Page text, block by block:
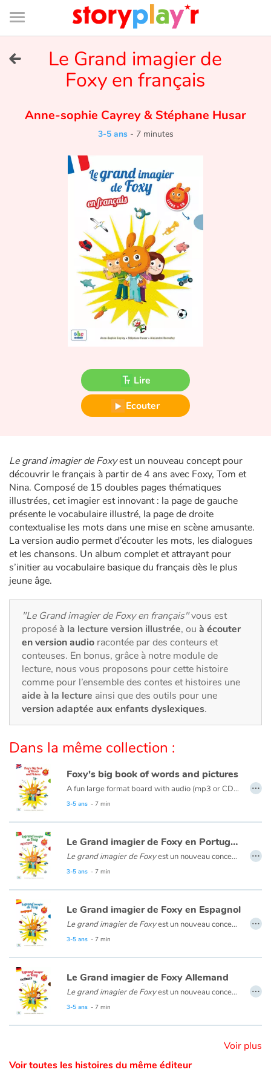
Connexion
Bibliothèque
de
page
Je me connecte
Tester gratuitement
Bibliothèque
Contes d'ici et d'ailleurs
Fable, mythe, littérature et poésie
Princesses et princes, rois, reines et dragons
Ogres, monstres et sorcières
Écologie, nature, saisons
Voyage, épopée, enquête, aventure
Autour du monde
Apprentissage
Art, espace, activité
Documentaires
En famille
Quotidien et loisirs
À l'école
Fêtes et évènements
Amour et amitié
Sujets de société
Émotions et sentiments
Formats et illustrations
Catalogue anglais
Contraste +
Aide
Accueil
Famille
Écoles
Vidéos & Tutoriaux
Le Grand imagier de
Foxy en français
Anne-sophie Cayrey&Stéphane Husar
3-5 ans- 7 minutes
Lire
Ecouter
Le grand imagier de Foxyest un nouveau concept pour
découvrir le français à partir de 4 ans avec Foxy, Tom et
Nina. Composé de 15 doubles pages thématiques
illustrées, cet imagier est innovant : la page de gauche
présente le vocabulaire illustré, la page de droite
contextualise les mots dans une mise en scène amusante.
La version audio permet d’écouter les mots, les dialogues
et les chansons. Un album complet et attrayant pour
s’initier au vocabulaire basique du français dès le plus
jeune âge.
"Le Grand imagier de Foxy en français"vous est
proposéà la lecture version illustrée, ou à écouter
en version audio racontée par des conteurs et
conteuses. En bonus, grâce à notre module de
lecture, nous vous proposons pour cette histoire
comme pour l’ensemble des contes et histoires une
aide à la lecture ainsi que des outils pour une
version adaptée aux enfants dyslexiques.
Dans la même collection :
Foxy's big book of words and pictures
A fun large format board with audio (mp3 or CD) to learn new words and phrases with Foxy, Nina and Tom!
• On the left page: colourful pictures and words
• A fun Look and Find game on each page!
3-5 ans - 7 min
…
Le Grand imagier de Foxy en Portugais
Le grand imagier de Foxyest un nouveau concept pour découvrir le portugais à partir de 4 ans avec Foxy, Tom et Nina. Composé de 15 doubles pages thématiques illustrées, cet imagier est innovant : la page de gauche présente le vocabulaire illustré, la page de droite contextualise les mots dans une mise en scène amusante. La version audio permet d’écouter les mots, les dialogues et les chansons. Un album complet et attrayant pour s’initier au vocabulaire basique du portugais dès le plus jeune âge.
3-5 ans - 7 min
…
Le Grand imagier de Foxy en Espagnol
Le grand imagier de Foxyest un nouveau concept pour découvrir l’espagnol à partir de 4 ans avec Foxy, Tom et Nina. Composé de 15 doubles pages thématiques illustrées, cet imagier est innovant : la page de gauche présente le vocabulaire illustré, la page de droite contextualise les mots dans une mise en scène amusante. La version audio permet d’écouter les mots, les dialogues et les chansons. Un album complet et attrayant pour s’initier au vocabulaire basique de l’espagnol dès le plus jeune âge.
3-5 ans - 7 min
…
Le Grand imagier de Foxy Allemand
Le grand imagier de Foxyest un nouveau concept pour découvrir l’allemand à partir de 4 ans avec Foxy, Tom et Nina. Composé de 15 doubles pages thématiques illustrées, cet imagier est innovant : la page de gauche présente le vocabulaire illustré, la page de droite contextualise les mots dans une mise en scène amusante. La version audio permet d’écouter les mots, les dialogues et les chansons. Un album complet et attrayant pour s’initier au vocabulaire basique de l’allemand dès le plus jeune âge.
3-5 ans - 7 min
…
Voir plus
Voir toutes les histoires du même éditeur